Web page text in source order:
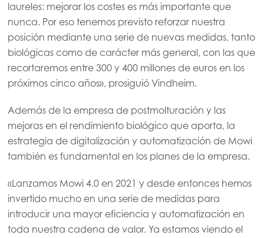
laureles: mejorar los costes es más importante que
nunca. Por eso tenemos previsto reforzar nuestra
posición mediante una serie de nuevas medidas, tanto
biológicas como de carácter más general, con las que
recortaremos entre 300 y 400 millones de euros en los
próximos cinco años», prosiguió Vindheim.
Además de la empresa de postmolturación y las
mejoras en el rendimiento biológico que aporta, la
estrategia de digitalización y automatización de Mowi
también es fundamental en los planes de la empresa.
«Lanzamos Mowi 4.0 en 2021 y desde entonces hemos
invertido mucho en una serie de medidas para
introducir una mayor eficiencia y automatización en
toda nuestra cadena de valor. Ya estamos viendo el